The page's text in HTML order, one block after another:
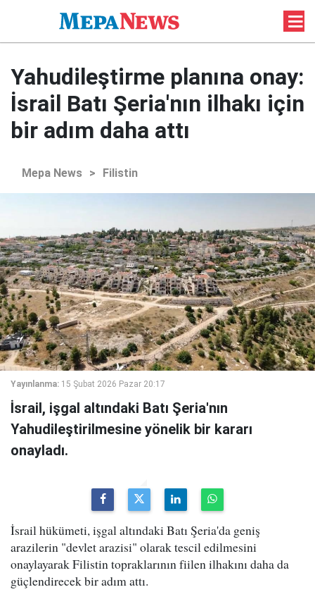
Yahudileştirme planına onay:
İsrail Batı Şeria'nın ilhakı için
bir adım daha attı
Mepa News > Filistin
Yayınlanma: 15 Şubat 2026 Pazar 20:17
İsrail, işgal altındaki Batı Şeria'nın
Yahudileştirilmesine yönelik bir kararı
onayladı.
İsrail hükümeti, işgal altındaki Batı Şeria'da geniş
arazilerin "devlet arazisi" olarak tescil edilmesini
onaylayarak Filistin topraklarının fiilen ilhakını daha da
güçlendirecek bir adım attı.